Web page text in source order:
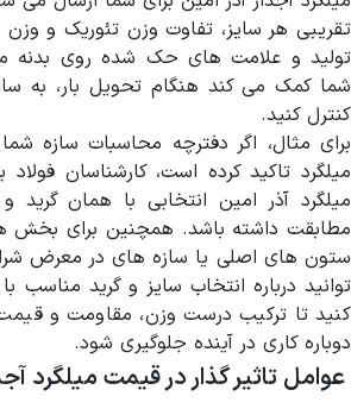
تقریبی هر سایز، تفاوت وزن تئوریک و وزن
تولید و علامت های حک شده روی بدنه
شما کمک می کند هنگام تحویل بار، به
کنترل کنید.
برای مثال، اگر دفترچه محاسبات سازه
میلگرد تاکید کرده است، کارشناسان فولاد
میلگرد آذر امین انتخابی با همان
مطابقت داشته باشد. همچنین برای بخش
ستون های اصلی یا سازه های در معرض
توانید درباره انتخاب سایز و گرید مناسب
کنید تا ترکیب درست وزن، مقاومت و
دوباره کاری در آینده جلوگیری شود.
عوامل تاثیر گذار در قیمت میلگرد